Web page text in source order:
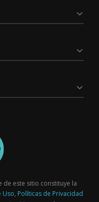
de este sitio constituye la
Uso, Políticas de Privacidad